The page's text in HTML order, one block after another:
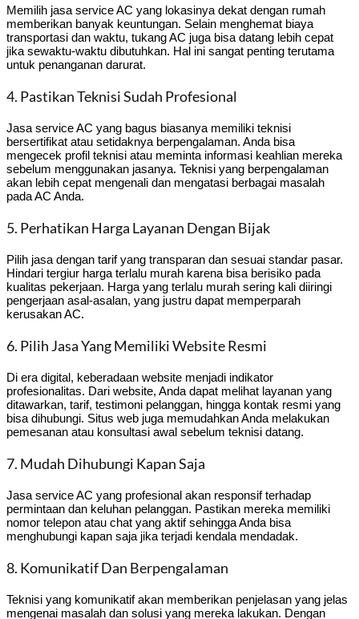
Memilih jasa service AC yang lokasinya dekat dengan rumah
memberikan banyak keuntungan. Selain menghemat biaya
transportasi dan waktu, tukang AC juga bisa datang lebih cepat
jika sewaktu-waktu dibutuhkan. Hal ini sangat penting terutama
untuk penanganan darurat.
4. Pastikan Teknisi Sudah Profesional
Jasa service AC yang bagus biasanya memiliki teknisi
bersertifikat atau setidaknya berpengalaman. Anda bisa
mengecek profil teknisi atau meminta informasi keahlian mereka
sebelum menggunakan jasanya. Teknisi yang berpengalaman
akan lebih cepat mengenali dan mengatasi berbagai masalah
pada AC Anda.
5. Perhatikan Harga Layanan Dengan Bijak
Pilih jasa dengan tarif yang transparan dan sesuai standar pasar.
Hindari tergiur harga terlalu murah karena bisa berisiko pada
kualitas pekerjaan. Harga yang terlalu murah sering kali diiringi
pengerjaan asal-asalan, yang justru dapat memperparah
kerusakan AC.
6. Pilih Jasa Yang Memiliki Website Resmi
Di era digital, keberadaan website menjadi indikator
profesionalitas. Dari website, Anda dapat melihat layanan yang
ditawarkan, tarif, testimoni pelanggan, hingga kontak resmi yang
bisa dihubungi. Situs web juga memudahkan Anda melakukan
pemesanan atau konsultasi awal sebelum teknisi datang.
7. Mudah Dihubungi Kapan Saja
Jasa service AC yang profesional akan responsif terhadap
permintaan dan keluhan pelanggan. Pastikan mereka memiliki
nomor telepon atau chat yang aktif sehingga Anda bisa
menghubungi kapan saja jika terjadi kendala mendadak.
8. Komunikatif Dan Berpengalaman
Teknisi yang komunikatif akan memberikan penjelasan yang jelas
mengenai masalah dan solusi yang mereka lakukan. Dengan